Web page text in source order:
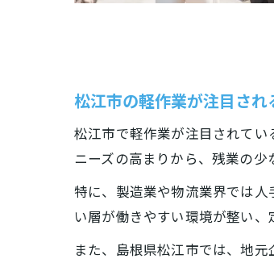
松江市の軽作業が注目さ
松江市で軽作業が注目されて
ニーズの高まりから、残業の少
特に、製造業や物流業界では
い層が働きやすい環境が整い、
また、島根県松江市では、地